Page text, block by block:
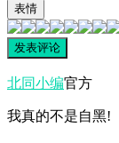
表情
北同小编官方
我真的不是自黑!